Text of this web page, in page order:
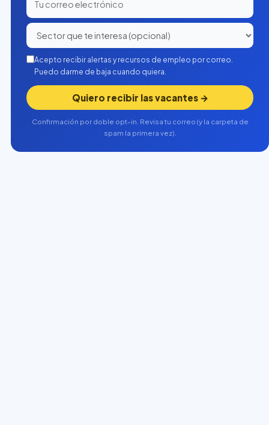
Acepto recibir alertas y recursos de empleo por correo.
Puedo darme de baja cuando quiera.
Quiero recibir las vacantes →
Confirmación por doble opt-in. Revisa tu correo (y la carpeta de
spam la primera vez).